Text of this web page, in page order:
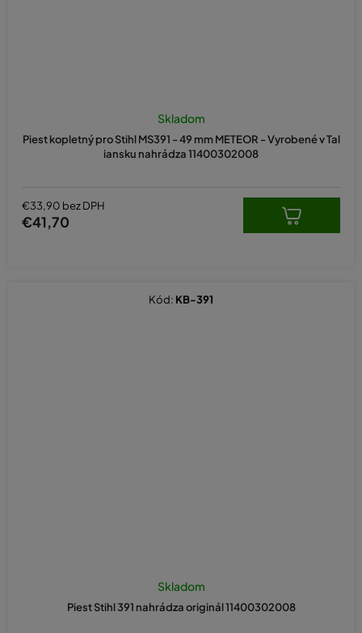
Piest kopletný pro Stihl MS391 - 49 mm METEOR - Vyrobené v Tal
iansku nahrádza 11400302008
Skladom
€33,90 bez DPH
€41,70
Piest Stihl 391 nahrádza originál 11400302008
Skladom
Kód: KB-391